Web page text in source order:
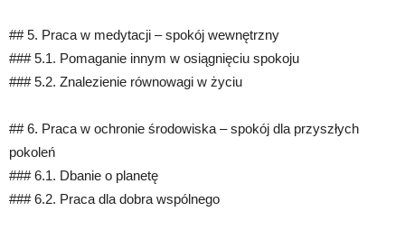
## 5. Praca w medytacji – spokój wewnętrzny
### 5.1. Pomaganie innym w osiągnięciu spokoju
### 5.2. Znalezienie równowagi w życiu
## 6. Praca w ochronie środowiska – spokój dla przyszłych
pokoleń
### 6.1. Dbanie o planetę
### 6.2. Praca dla dobra wspólnego